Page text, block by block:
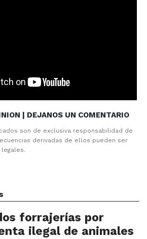
| DEJANOS UN COMENTARIO
son de exclusiva responsabilidad de
derivadas de ellos pueden ser
forrajerías por
ilegal de animales